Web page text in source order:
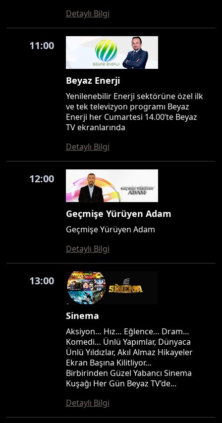
Detaylı Bilgi
11:00
Beyaz Enerji
Yenilenebilir Enerji sektörüne özel ilk
ve tek televizyon programı Beyaz
Enerji her Cumartesi 14.00’te Beyaz
TV ekranlarında
Detaylı Bilgi
12:00
Geçmişe Yürüyen Adam
Geçmişe Yürüyen Adam
Detaylı Bilgi
13:00
Sinema
Aksiyon… Hız… Eğlence… Dram…
Komedi… Ünlü Yapımlar, Dünyaca
Ünlü Yıldızlar, Akıl Almaz Hikayeler
Ekran Başına Kilitliyor…
Birbirinden Güzel Yabancı Sinema
Kuşağı Her Gün Beyaz TV’de...
Detaylı Bilgi